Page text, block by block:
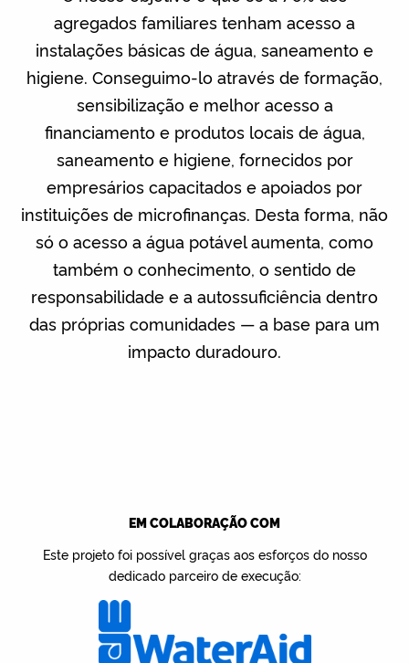
agregados familiares tenham acesso a
instalações básicas de água, saneamento e
higiene. Conseguimo-lo através de formação,
sensibilização e melhor acesso a
financiamento e produtos locais de água,
saneamento e higiene, fornecidos por
empresários capacitados e apoiados por
instituições de microfinanças. Desta forma, não
só o acesso a água potável aumenta, como
também o conhecimento, o sentido de
responsabilidade e a autossuficiência dentro
das próprias comunidades — a base para um
impacto duradouro.
EM COLABORAÇÃO COM
Este projeto foi possível graças aos esforços do nosso
dedicado parceiro de execução: